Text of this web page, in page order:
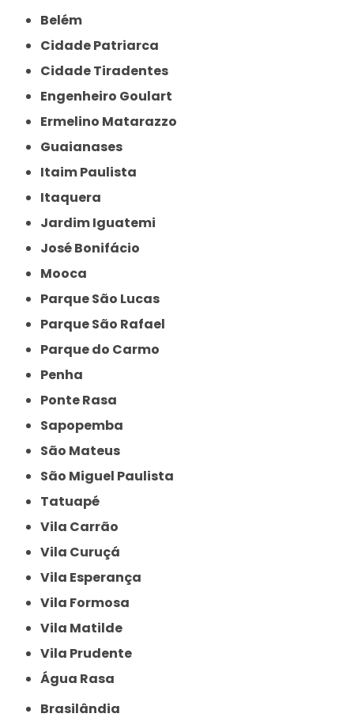
Belém
Cidade Patriarca
Cidade Tiradentes
Engenheiro Goulart
Ermelino Matarazzo
Guaianases
Itaim Paulista
Itaquera
Jardim Iguatemi
José Bonifácio
Mooca
Parque São Lucas
Parque São Rafael
Parque do Carmo
Penha
Ponte Rasa
Sapopemba
São Mateus
São Miguel Paulista
Tatuapé
Vila Carrão
Vila Curuçá
Vila Esperança
Vila Formosa
Vila Matilde
Vila Prudente
Água Rasa
Brasilândia